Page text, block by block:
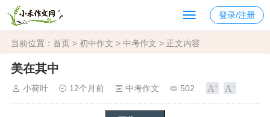
登录/注册
当前位置： 首页 > 初中作文 > 中考作文 > 正文内容
美在其中
小荷叶 12个月前 中考作文 502